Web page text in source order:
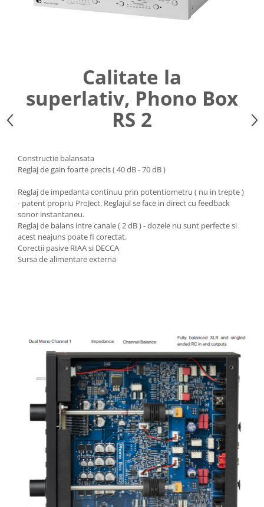
Calitate la
superlativ, Phono Box
RS 2
Constructie balansata
Reglaj de gain foarte precis ( 40 dB - 70 dB )
Reglaj de impedanta continuu prin potentiometru ( nu in trepte )
- patent propriu ProJect. Reglajul se face in direct cu feedback
sonor instantaneu.
Reglaj de balans intre canale ( 2 dB ) - dozele nu sunt perfecte si
acest neajuns poate fi corectat.
Corectii pasive RIAA si DECCA
Sursa de alimentare externa